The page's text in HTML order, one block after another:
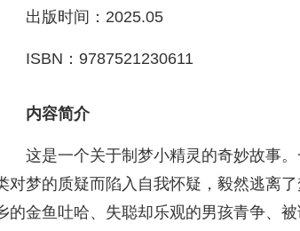
出版时间：2025.05
ISBN：9787521230611
内容简介
这是一个关于制梦小精灵的奇妙故事
对梦的质疑而陷入自我怀疑，毅然逃离
的金鱼吐哈、失聪却乐观的男孩青争、